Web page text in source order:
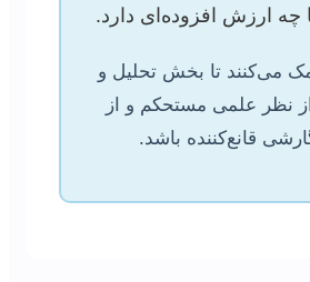
ارزش افزوده‌ای دارد.
می‌کنند تا بخش تحلیل و
نظر علمی مستحکم و از
قانع‌کننده باشد.